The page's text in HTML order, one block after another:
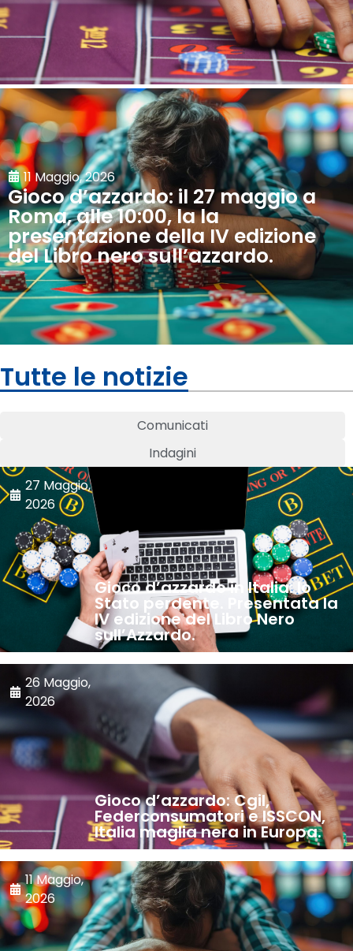
11 Maggio, 2026
Gioco d’azzardo: il 27 maggio a
Roma, alle 10:00, la la
presentazione della IV edizione
del Libro nero sull’azzardo.
Tutte le notizie
Comunicati
Indagini
27 Maggio,
2026
Gioco d’azzardo in Italia: lo
Stato perdente. Presentata la
IV edizione del Libro Nero
sull’Azzardo.
26 Maggio,
2026
Gioco d’azzardo: Cgil,
Federconsumatori e ISSCON,
Italia maglia nera in Europa.
11 Maggio,
2026